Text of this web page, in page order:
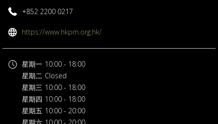
+852 2200 0217
https://www.hkpm.org.hk/开
星期一 10:00 - 18:00
星期二 Closed
星期三 10:00 - 18:00
星期四 10:00 - 18:00
星期五 10:00 - 20:00
星期六 10:00 - 20:00